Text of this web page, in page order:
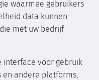
waarmee gebruikers
data kunnen
met uw bedrijf
interface voor gebruik
en andere platforms,